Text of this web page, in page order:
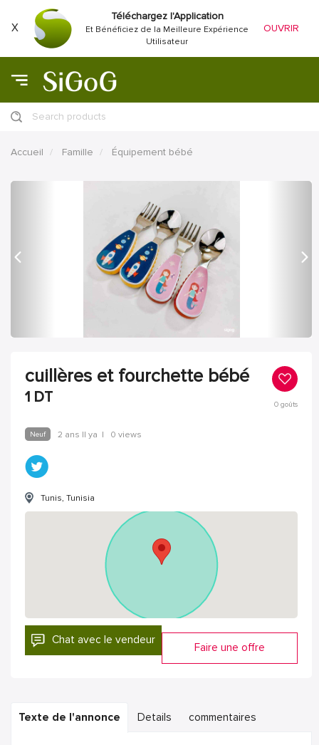
X
Téléchargez l'Application
Et Bénéficiez de la Meilleure Expérience
Utilisateur
OUVRIR
Search products
Accueil Famille Équipement bébé
cuillères et fourchette bébé
1 DT 0goûts
Neuf 2 ans Il ya | 0 views
Tunis, Tunisia
Chat avec le vendeur
Faire une offre
Texte de l'annonce Details commentaires